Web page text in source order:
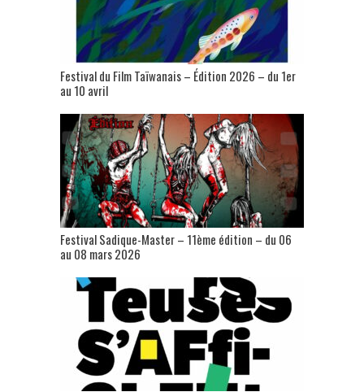
Festival du Film Taïwanais – Édition 2026 – du 1er
au 10 avril
Festival Sadique-Master – 11ème édition – du 06
au 08 mars 2026